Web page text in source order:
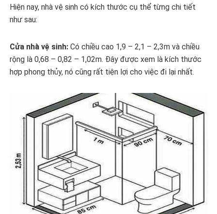
Hiện nay, nhà vệ sinh có kích thước cụ thể từng chi tiết
như sau:
Cửa nhà vệ sinh: Có chiều cao 1,9 – 2,1 – 2,3m và chiều
rộng là 0,68 – 0,82 – 1,02m. Đây được xem là kích thước
hợp phong thủy, nó cũng rất tiện lợi cho việc đi lại nhất.